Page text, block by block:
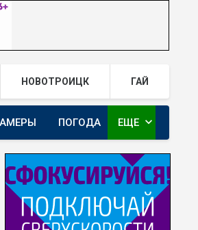
НОВОТРОИЦК ГАЙ
ПОГОДА
РЯДОМ С НАМИ
ЕЩЕ expand_more